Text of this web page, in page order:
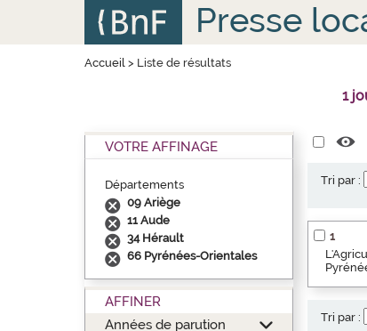
Presse
Accueil> Liste de résultats
1
VOTRE AFFINAGE
Départements
09 Ariège
11 Aude
34 Hérault
66 Pyrénées-Orientales
AFFINER
Années de parution
Tri par :
1
Tri par :
Panneau de gestion des cookies